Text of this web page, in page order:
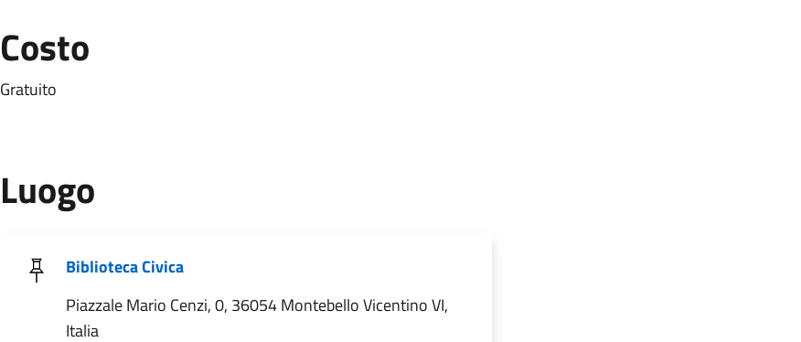
Costo
Gratuito
Luogo
Biblioteca Civica
Piazzale Mario Cenzi, 0, 36054 Montebello Vicentino VI,
Italia